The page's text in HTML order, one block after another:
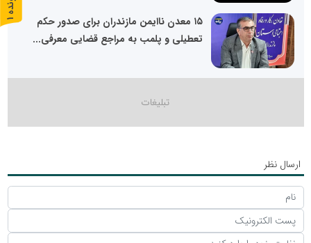
۱۵ معدن ناایمن مازندران برای صدور حکم
تعطیلی و پلمب به مراجع قضایی معرفی...
ارسال نظر
ر
و
ن
د
ه